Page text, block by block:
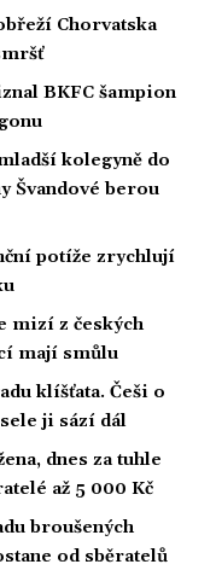
Chorvatska
BKFC šampion
kolegyně do
Švandové berou
potíže zrychlují
mizí z českých
mají smůlu
klíšťata. Češi o
ji sází dál
dnes za tuhle
až 5 000 Kč
broušených
od sběratelů